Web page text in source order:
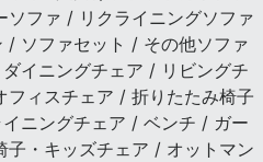
ファ / リクライニングソファ
ソファセット / その他ソファ
イニングチェア / リビングチ
ィスチェア / 折りたたみ椅子
ニングチェア / ベンチ / ガー
・キッズチェア / オットマン